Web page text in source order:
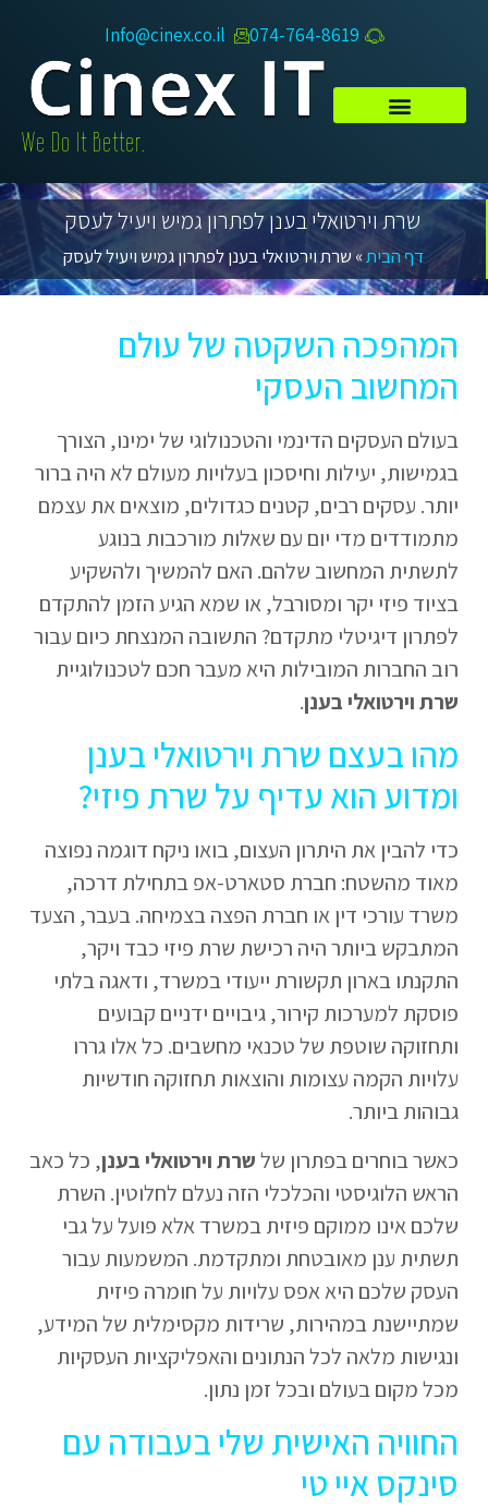
074-764-8619​
Info@cinex.co.il
שרת וירטואלי בענן לפתרון גמיש ויעיל לעסק
דף הבית»שרת וירטואלי בענן לפתרון גמיש ויעיל לעסק
המהפכה השקטה של עולם
המחשוב העסקי
בעולם העסקים הדינמי והטכנולוגי של ימינו, הצורך
בגמישות, יעילות וחיסכון בעלויות מעולם לא היה ברור
יותר. עסקים רבים, קטנים כגדולים, מוצאים את עצמם
מתמודדים מדי יום עם שאלות מורכבות בנוגע
לתשתית המחשוב שלהם. האם להמשיך ולהשקיע
בציוד פיזי יקר ומסורבל, או שמא הגיע הזמן להתקדם
לפתרון דיגיטלי מתקדם? התשובה המנצחת כיום עבור
רוב החברות המובילות היא מעבר חכם לטכנולוגיית
שרת וירטואלי בענן.
מהו בעצם שרת וירטואלי בענן
ומדוע הוא עדיף על שרת פיזי?
כדי להבין את היתרון העצום, בואו ניקח דוגמה נפוצה
מאוד מהשטח: חברת סטארט-אפ בתחילת דרכה,
משרד עורכי דין או חברת הפצה בצמיחה. בעבר, הצעד
המתבקש ביותר היה רכישת שרת פיזי כבד ויקר,
התקנתו בארון תקשורת ייעודי במשרד, ודאגה בלתי
פוסקת למערכות קירור, גיבויים ידניים קבועים
ותחזוקה שוטפת של טכנאי מחשבים. כל אלו גררו
עלויות הקמה עצומות והוצאות תחזוקה חודשיות
גבוהות ביותר.
כאשר בוחרים בפתרון שלשרת וירטואלי בענן, כל כאב
הראש הלוגיסטי והכלכלי הזה נעלם לחלוטין. השרת
שלכם אינו ממוקם פיזית במשרד אלא פועל על גבי
תשתית ענן מאובטחת ומתקדמת. המשמעות עבור
העסק שלכם היא אפס עלויות על חומרה פיזית
שמתיישנת במהירות, שרידות מקסימלית של המידע,
ונגישות מלאה לכל הנתונים והאפליקציות העסקיות
מכל מקום בעולם ובכל זמן נתון.
החוויה האישית שלי בעבודה עם
סינקס איי טי